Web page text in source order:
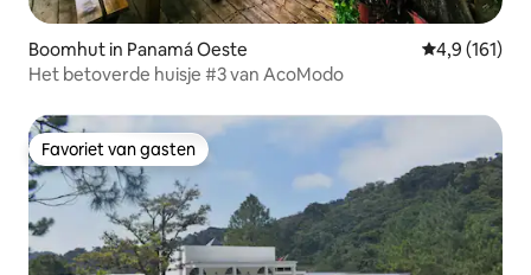
Boomhut in Panamá Oeste Gemiddelde
4,9 (161)
Het betoverde huisje #3 van AcoModo
Favoriet van gasten
Favoriet van gasten